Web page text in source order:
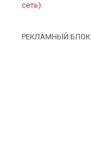
сеть).
РЕКЛАМНЫЙ БЛОК